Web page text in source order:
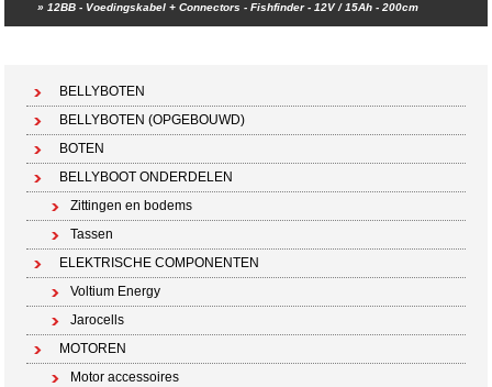
»12BB - Voedingskabel + Connectors - Fishfinder - 12V / 15Ah - 200cm
BELLYBOTEN
BELLYBOTEN (OPGEBOUWD)
BOTEN
BELLYBOOT ONDERDELEN
Zittingen en bodems
Tassen
ELEKTRISCHE COMPONENTEN
Voltium Energy
Jarocells
MOTOREN
Motor accessoires